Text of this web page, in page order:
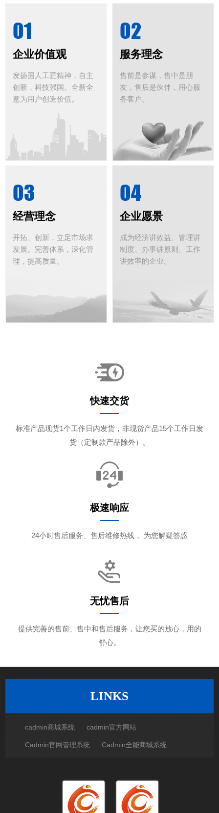
01
企业价值观
发扬国人工匠精神，自主
创新，科技强国。全新全
意为用户创造价值。
02
服务理念
售前是参谋，售中是朋
友，售后是伙伴，用心服
务客户。
03
经营理念
开拓、创新，立足市场求
发展。完善体系，深化管
理，提高质量。
04
企业愿景
成为经济讲效益、管理讲
制度、办事讲原则、工作
讲效率的企业。
快速交货
标准产品现货1个工作日内发货，非现货产品15个工作日发
货（定制款产品除外）。
极速响应
24小时售后服务、售后维修热线， 为您解疑答惑
无忧售后
提供完善的售前、售中和售后服务，让您买的放心，用的
舒心。
LINKS
cadmin商城系统 cadmin官方网站
Cadmin官网管理系统 Cadmin全能商城系统